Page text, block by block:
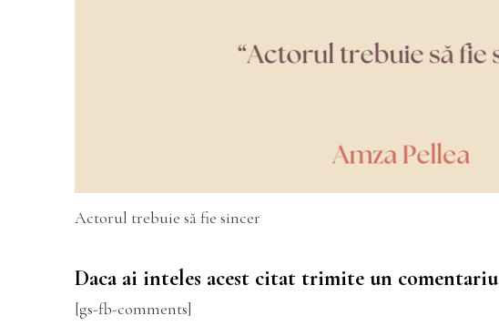
Actorul trebuie să fie sincer
Daca ai inteles acest citat trimite un comentariu
[gs-fb-comments]